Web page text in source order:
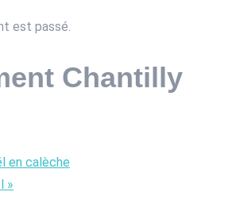
est passé.
Chantilly
en calèche
»